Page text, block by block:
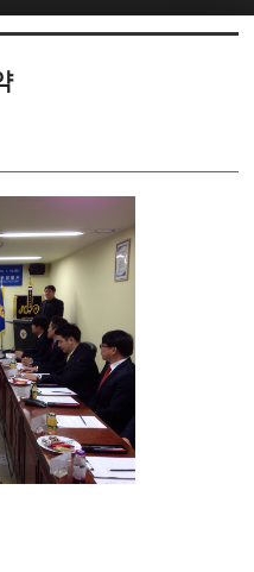
북5
치북5